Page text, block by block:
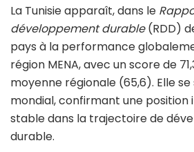
La Tunisie apparaît, dans le
développement durable(RDD)
pays à la performance
région MENA, avec un score de
moyenne régionale (65,6). Elle
mondial, confirmant une position
stable dans la trajectoire de
durable.